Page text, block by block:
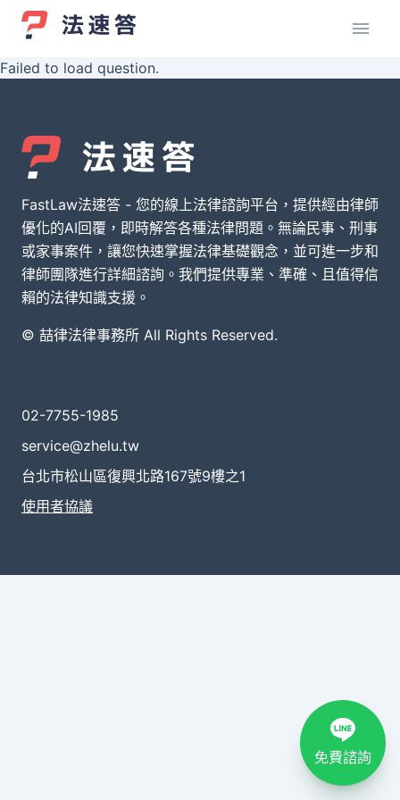
Failed to load question.
FastLaw法速答 - 您的線上法律諮詢平台，提供經由律師
優化的AI回覆，即時解答各種法律問題。無論民事、刑事
或家事案件，讓您快速掌握法律基礎觀念，並可進一步和
律師團隊進行詳細諮詢。我們提供專業、準確、且值得信
賴的法律知識支援。
© 喆律法律事務所 All Rights Reserved.
02-7755-1985
service@zhelu.tw
台北市松山區復興北路167號9樓之1
使用者協議
免費諮詢